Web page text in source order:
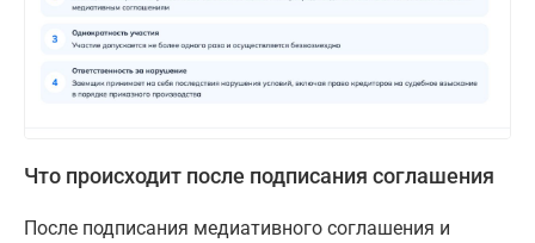
Что происходит после подписания соглашения
После подписания медиативного соглашения и